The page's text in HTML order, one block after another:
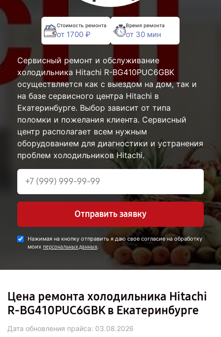
Стоимость ремонта
от 1700 ₽
Время ремонта
от 30 мин
Сервисный ремонт и обслуживание
холодильника Hitachi R-BG410PUC6GBK
осуществляется как с выездом на дом, так и
на базе сервисного центра Hitachi в
Екатеринбурге. Выбор зависит от типа
поломки и пожелания клиента. Сервисный
центр располагает всем нужным
оборудованием для диагностики и устранения
проблем холодильников Hitachi.
Отправить заявку
Нажимая на кнопку отправить я даю свое согласие на обработку
моих персональных данных.
Цена ремонта холодильника Hitachi
R-BG410PUC6GBK в Екатеринбурге
Дата обновления прайса: 03.08.2026